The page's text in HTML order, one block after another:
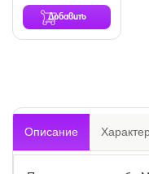
Добавить
Описание